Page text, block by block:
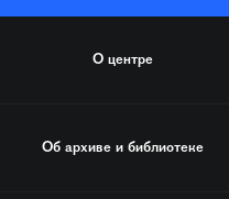
О центре
Об архиве и библиотеке